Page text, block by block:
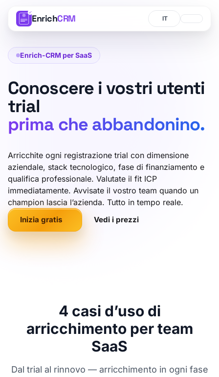
EnrichCRM Lingua
Lingua
Enrich-CRM per SaaS
Conoscere i vostri utenti
trial
prima che abbandonino.
Arricchite ogni registrazione trial con dimensione
aziendale, stack tecnologico, fase di finanziamento e
qualifica professionale. Valutate il fit ICP
immediatamente. Avvisate il vostro team quando un
champion lascia l’azienda. Tutto in tempo reale.
Inizia gratis Vedi i prezzi
4 casi d’uso di
arricchimento per team
SaaS
Dal trial al rinnovo — arricchimento in ogni fase